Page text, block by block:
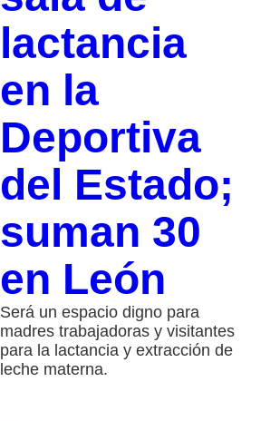
lactancia
en la
Deportiva
del Estado;
suman 30
en León
Será un espacio digno para
madres trabajadoras y visitantes
para la lactancia y extracción de
leche materna.